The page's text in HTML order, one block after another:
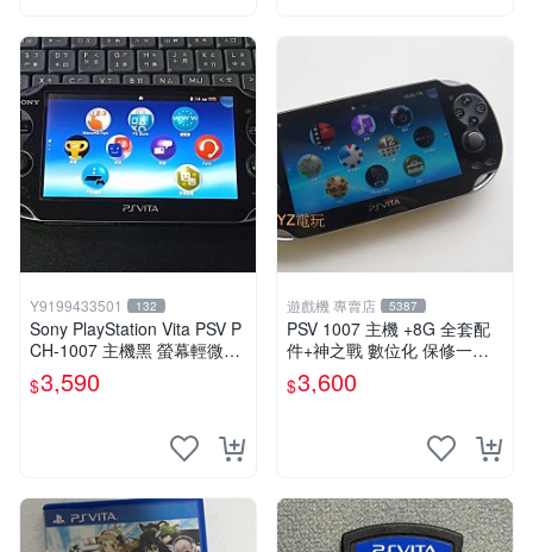
Y9199433501 132
Sony PlayStation Vita PSV P
CH-1007 主機黑 螢幕輕微老
化 可安裝遊戲 系統3.74書
$3,590
遊戲機 專賣店 5387
PSV 1007 主機 +8G 全套配
件+神之戰 數位化 保修一年
品質有保障 psvita
$3,600